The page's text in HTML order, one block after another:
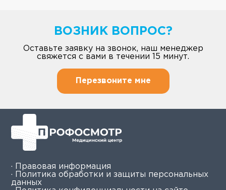
ВОЗНИК ВОПРОС?
Оставьте заявку на звонок, наш менеджер
свяжется с вами в течении 15 минут.
Перезвоните мне
· Правовая информация
· Политика обработки и защиты персональных
данных